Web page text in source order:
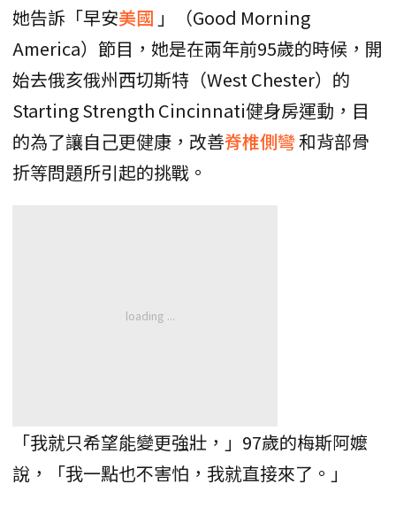
她告訴「早安美國 」（Good Morning
America）節目，她是在兩年前95歲的時候，開
始去俄亥俄州西切斯特（West Chester）的
Starting Strength Cincinnati健身房運動，目
的為了讓自己更健康，改善脊椎側彎和背部骨
折等問題所引起的挑戰。
「我就只希望能變更強壯，」97歲的梅斯阿嬤
說，「我一點也不害怕，我就直接來了。」